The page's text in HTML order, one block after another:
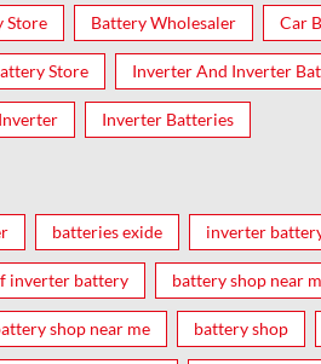
Store Battery Wholesaler Car
Store Inverter And Inverter
Inverter Batteries
batteries exide inverter
inverter battery battery shop near
shop near me battery shop